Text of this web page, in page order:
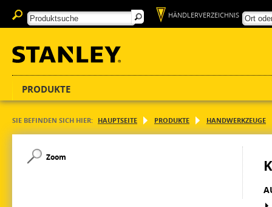
HÄNDLERVERZEICHNIS
PRODUKTE
SIE BEFINDEN SICH HIER: HAUPTSEITE PRODUKTE HANDWERKZEUGE
Zoom